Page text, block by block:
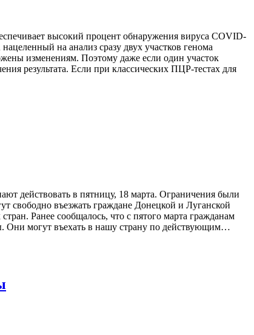
высокий процент обнаружения вируса COVID-
на анализ сразу двух участков генома
изменениям. Поэтому даже если один участок
результата. Если при классических ПЦР-тестах для
действовать в пятницу, 18 марта. Ограничения были
свободно въезжать граждане Донецкой и Луганской
Ранее сообщалось, что с пятого марта гражданам
Они могут въехать в нашу страну по действующим…